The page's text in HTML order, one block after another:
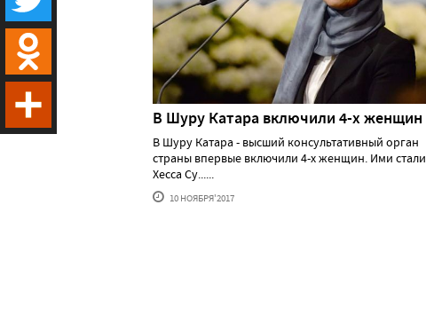
В Шуру Катара включили 4-х женщин
В Шуру Катара - высший консультативный орган
страны впервые включили 4-х женщин. Ими стали
Хесса Су......
10 НОЯБРЯ'2017
Twitter
Odnoklassniki